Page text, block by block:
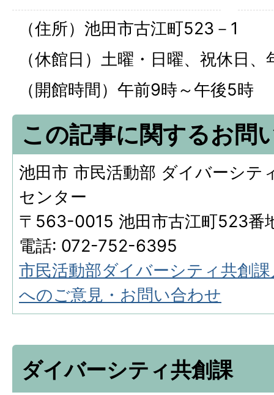
（住所）池田市古江町523－1
（休館日）土曜・日曜、祝休日、
（開館時間）午前9時～午後5時
この記事に関するお問
池田市 市民活動部 ダイバーシテ
センター
〒563-0015 池田市古江町523番
電話: 072-752-6395
市民活動部ダイバーシティ共創
へのご意見・お問い合わせ
ダイバーシティ共創課